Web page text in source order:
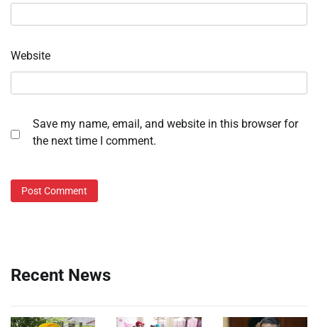
Website
Save my name, email, and website in this browser for
the next time I comment.
Recent News